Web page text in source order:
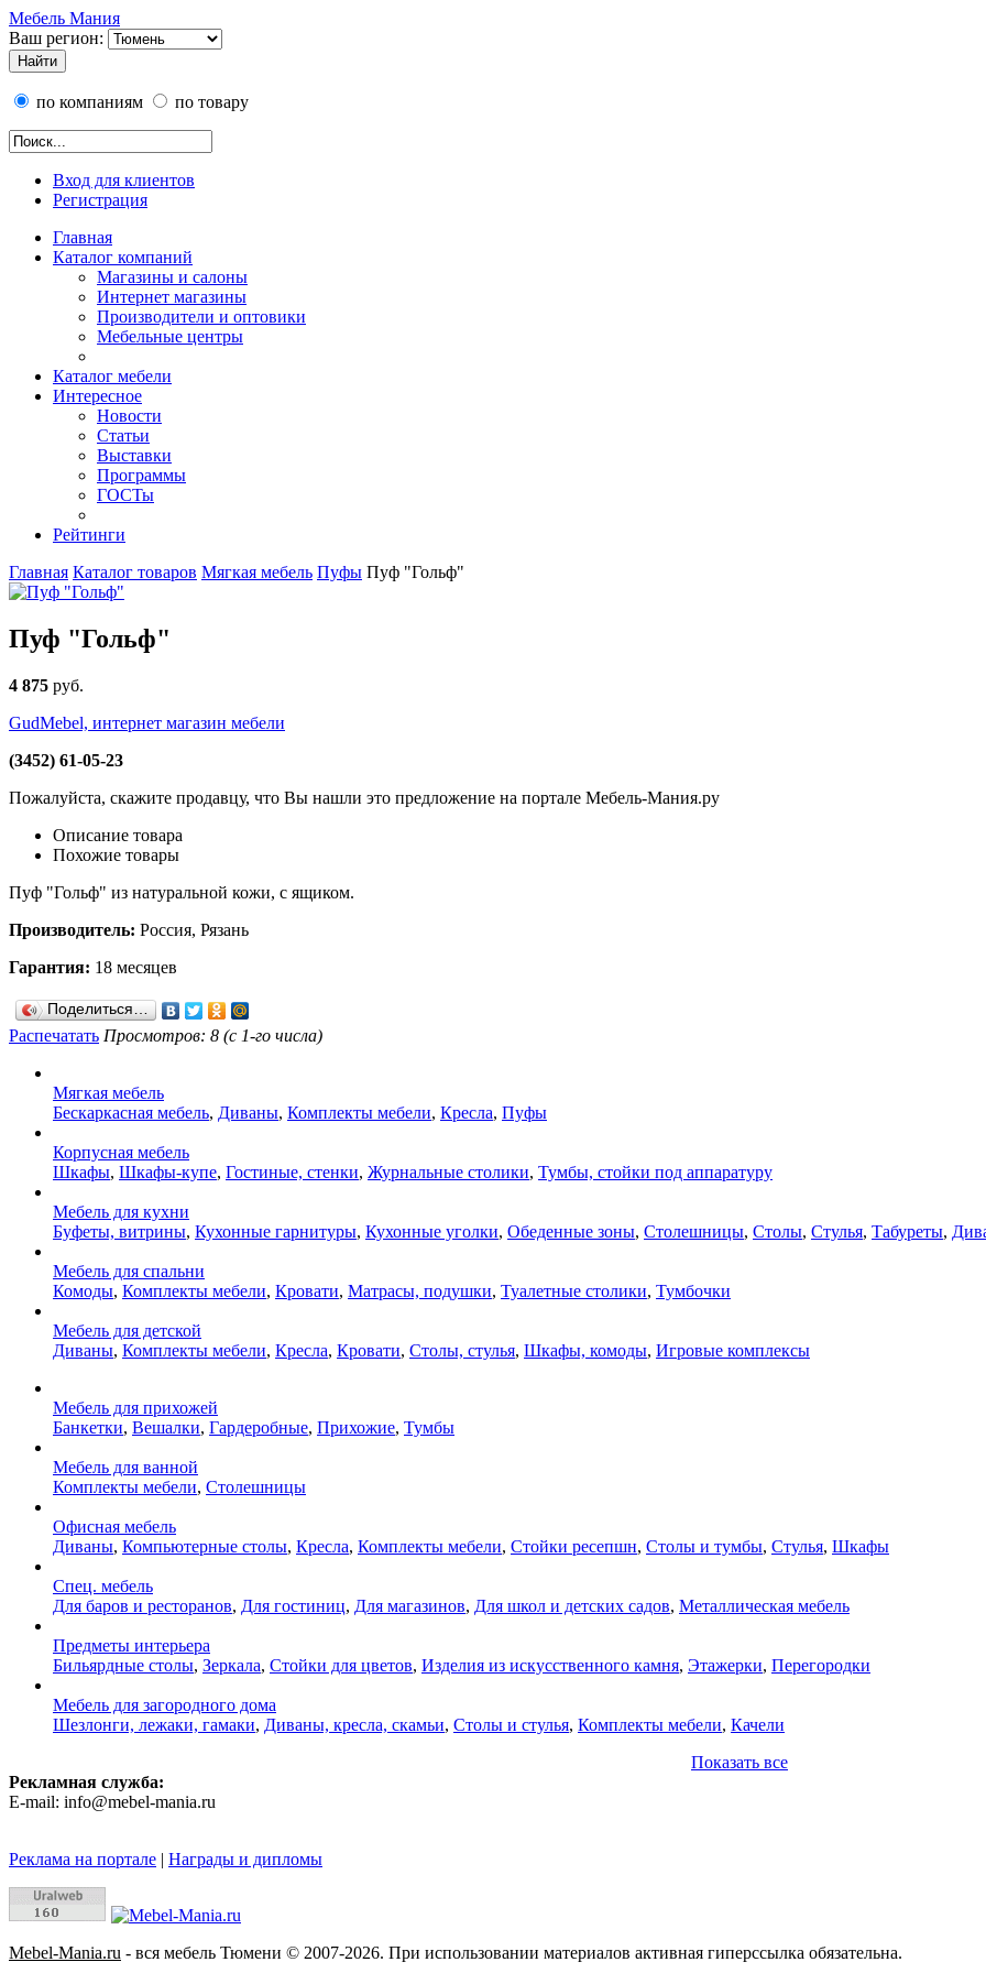
Мебель Мания
Ваш регион:
по компаниям по товару
Вход для клиентов
Регистрация
Главная
Каталог компаний
Магазины и салоны
Интернет магазины
Производители и оптовики
Мебельные центры
Каталог мебели
Интересное
Новости
Статьи
Выставки
Программы
ГОСТы
Рейтинги
Главная Каталог товаров Мягкая мебель Пуфы Пуф "Гольф"
Пуф "Гольф"
4 875 руб.
GudMebel, интернет магазин мебели
(3452) 61-05-23
Пожалуйста, скажите продавцу, что Вы нашли это предложение на портале Мебель-Мания.ру
Описание товара
Похожие товары
Пуф "Гольф" из натуральной кожи, с ящиком.
Производитель: Россия, Рязань
Гарантия: 18 месяцев
Поделиться…
Распечатать Просмотров: 8 (с 1-го числа)
Мягкая мебель
Бескаркасная мебель, Диваны, Комплекты мебели, Кресла, Пуфы
Корпусная мебель
Шкафы, Шкафы-купе, Гостиные, стенки, Журнальные столики, Тумбы, стойки под аппаратуру
Мебель для кухни
Буфеты, витрины, Кухонные гарнитуры, Кухонные уголки, Обеденные зоны, Столешницы, Столы, Стулья, Табуреты,
Мебель для спальни
Комоды, Комплекты мебели, Кровати, Матрасы, подушки, Туалетные столики, Тумбочки
Мебель для детской
Диваны, Комплекты мебели, Кресла, Кровати, Столы, стулья, Шкафы, комоды, Игровые комплексы
Мебель для прихожей
Банкетки, Вешалки, Гардеробные, Прихожие, Тумбы
Мебель для ванной
Комплекты мебели, Столешницы
Офисная мебель
Диваны, Компьютерные столы, Кресла, Комплекты мебели, Стойки ресепшн, Столы и тумбы, Стулья, Шкафы
Спец. мебель
Для баров и ресторанов, Для гостиниц, Для магазинов, Для школ и детских садов, Металлическая мебель
Предметы интерьера
Бильярдные столы, Зеркала, Стойки для цветов, Изделия из искусственного камня, Этажерки, Перегородки
Мебель для загородного дома
Шезлонги, лежаки, гамаки, Диваны, кресла, скамьи, Столы и стулья, Комплекты мебели, Качели
Показать все
Рекламная служба:
E-mail: info@mebel-mania.ru
Реклама на портале | Награды и дипломы
Mebel-Mania.ru - вся мебель Тюмени © 2007-2026. При использовании материалов активная гиперссылка обязательна.